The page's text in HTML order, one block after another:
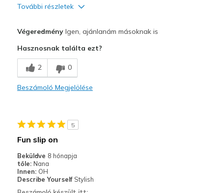
További részletek
Breathe Well
Comfortable
Casual Wear
Width
Sizing
Feels true to size
VégeredményIgen, ajánlanám másoknak is
Hasznosnak találta ezt?
2 0
Beszámoló Megjelölése
5
Fun slip on
Beküldve 8 hónapja
tőle: Nana
Innen: OH
Describe Yourself Stylish